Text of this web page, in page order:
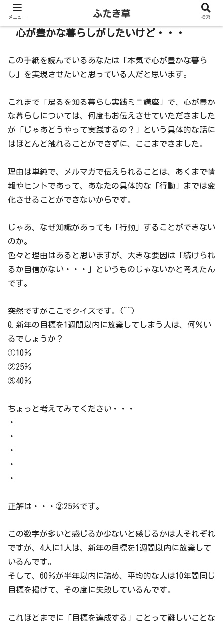
心が豊かな暮らしがしたいけど・・・
この手紙を読んでいるあなたは「本気で心が豊かな暮ら
し」を実現させたいと思っている人だと思います。
これまで「足るを知る暮らし実践ミニ講座」で、心が豊か
な暮らしについては、何度もお伝えさせていただきました
が「じゃあどうやって実践するの？」という具体的な話に
はほとんど触れることができずに、ここまできました。
理由は単純で、メルマガで伝えられることは、あくまで情
報やヒントであって、あなたの具体的な「行動」までは変
化させることができないからです。
じゃあ、なぜ知識があっても「行動」することができない
のか。
色々と理由はあると思いますが、大きな要因は「続けられ
るか自信がない・・・」というものじゃないかと考えたん
です。
突然ですがここでクイズです。(^^)
Q.新年の目標を1週間以内に放棄してしまう人は、何％い
るでしょうか？
①10％
②25％
③40％
ちょっと考えてみてください・・・
・
・
・
・
・
正解は・・・②25％です。
この数字が多いと感じるか少ないと感じるかは人それぞれ
ですが、4人に1人は、新年の目標を1週間以内に放棄して
いるんです。
そして、60％が半年以内に諦め、平均的な人は10年間同じ
目標を掲げて、その度に失敗しているんです。
これほどまでに「目標を達成する」ことって難しいことな
メニュー ふたき草 検索